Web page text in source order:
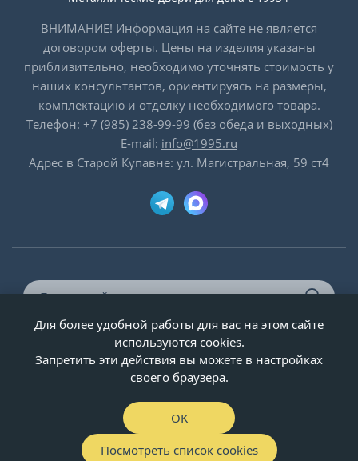
ВНИМАНИЕ! Информация на сайте не является
договором оферты. Цены на изделия указаны
приблизительно, необходимо уточнять стоимость у
наших консультантов, ориентируясь на размеры,
комплектацию и отделку необходимого товара.
Телефон: +7 (985) 238-99-99 (без обеда и выходных)
E-mail: info@1995.ru
Адрес в Старой Купавне: ул. Магистральная, 59 ст4
© ООО «Двери-и-точка», ИНН 5020092947, 1995-2026 г.
Для более удобной работы для вас на этом сайте
используются cookies.
Запретить эти действия вы можете в настройках
своего браузера.
OK
Посмотреть список cookies